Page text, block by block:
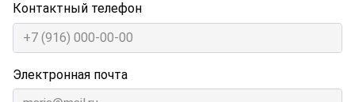
Контактный телефон
Электронная почта